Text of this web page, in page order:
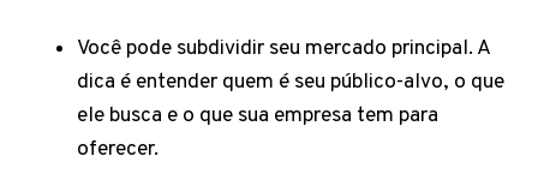
Você pode subdividir seu mercado principal. A
dica é entender quem é seu público-alvo, o que
ele busca e o que sua empresa tem para
oferecer.